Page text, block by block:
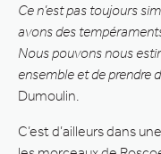
Ce n’est pas toujours
avons des
Nous pouvons nous
ensemble et de prendre
Dumoulin.
C’est d’ailleurs dans